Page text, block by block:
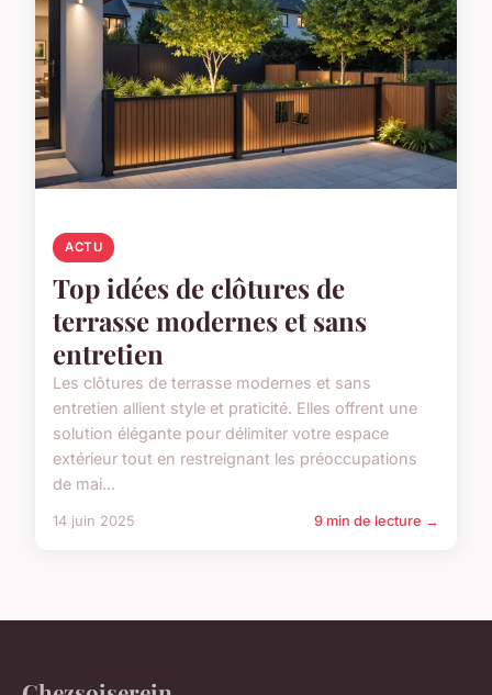
ACTU
Top idées de clôtures de
terrasse modernes et sans
entretien
Les clôtures de terrasse modernes et sans
entretien allient style et praticité. Elles offrent une
solution élégante pour délimiter votre espace
extérieur tout en restreignant les préoccupations
de mai...
14 juin 2025 9 min de lecture →